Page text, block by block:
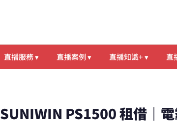
直播服務 ▾ 直播案例 ▾ 直播知識+ ▾ 直
SUNIWIN PS1500 租借｜